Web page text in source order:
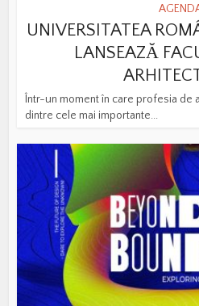
UNIVERSITATEA
LANSEAZĂ
Într-un moment în care profesia de
dintre cele mai importante...